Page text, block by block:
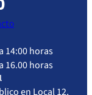
14:00 horas
16.00 horas
en Local 12,